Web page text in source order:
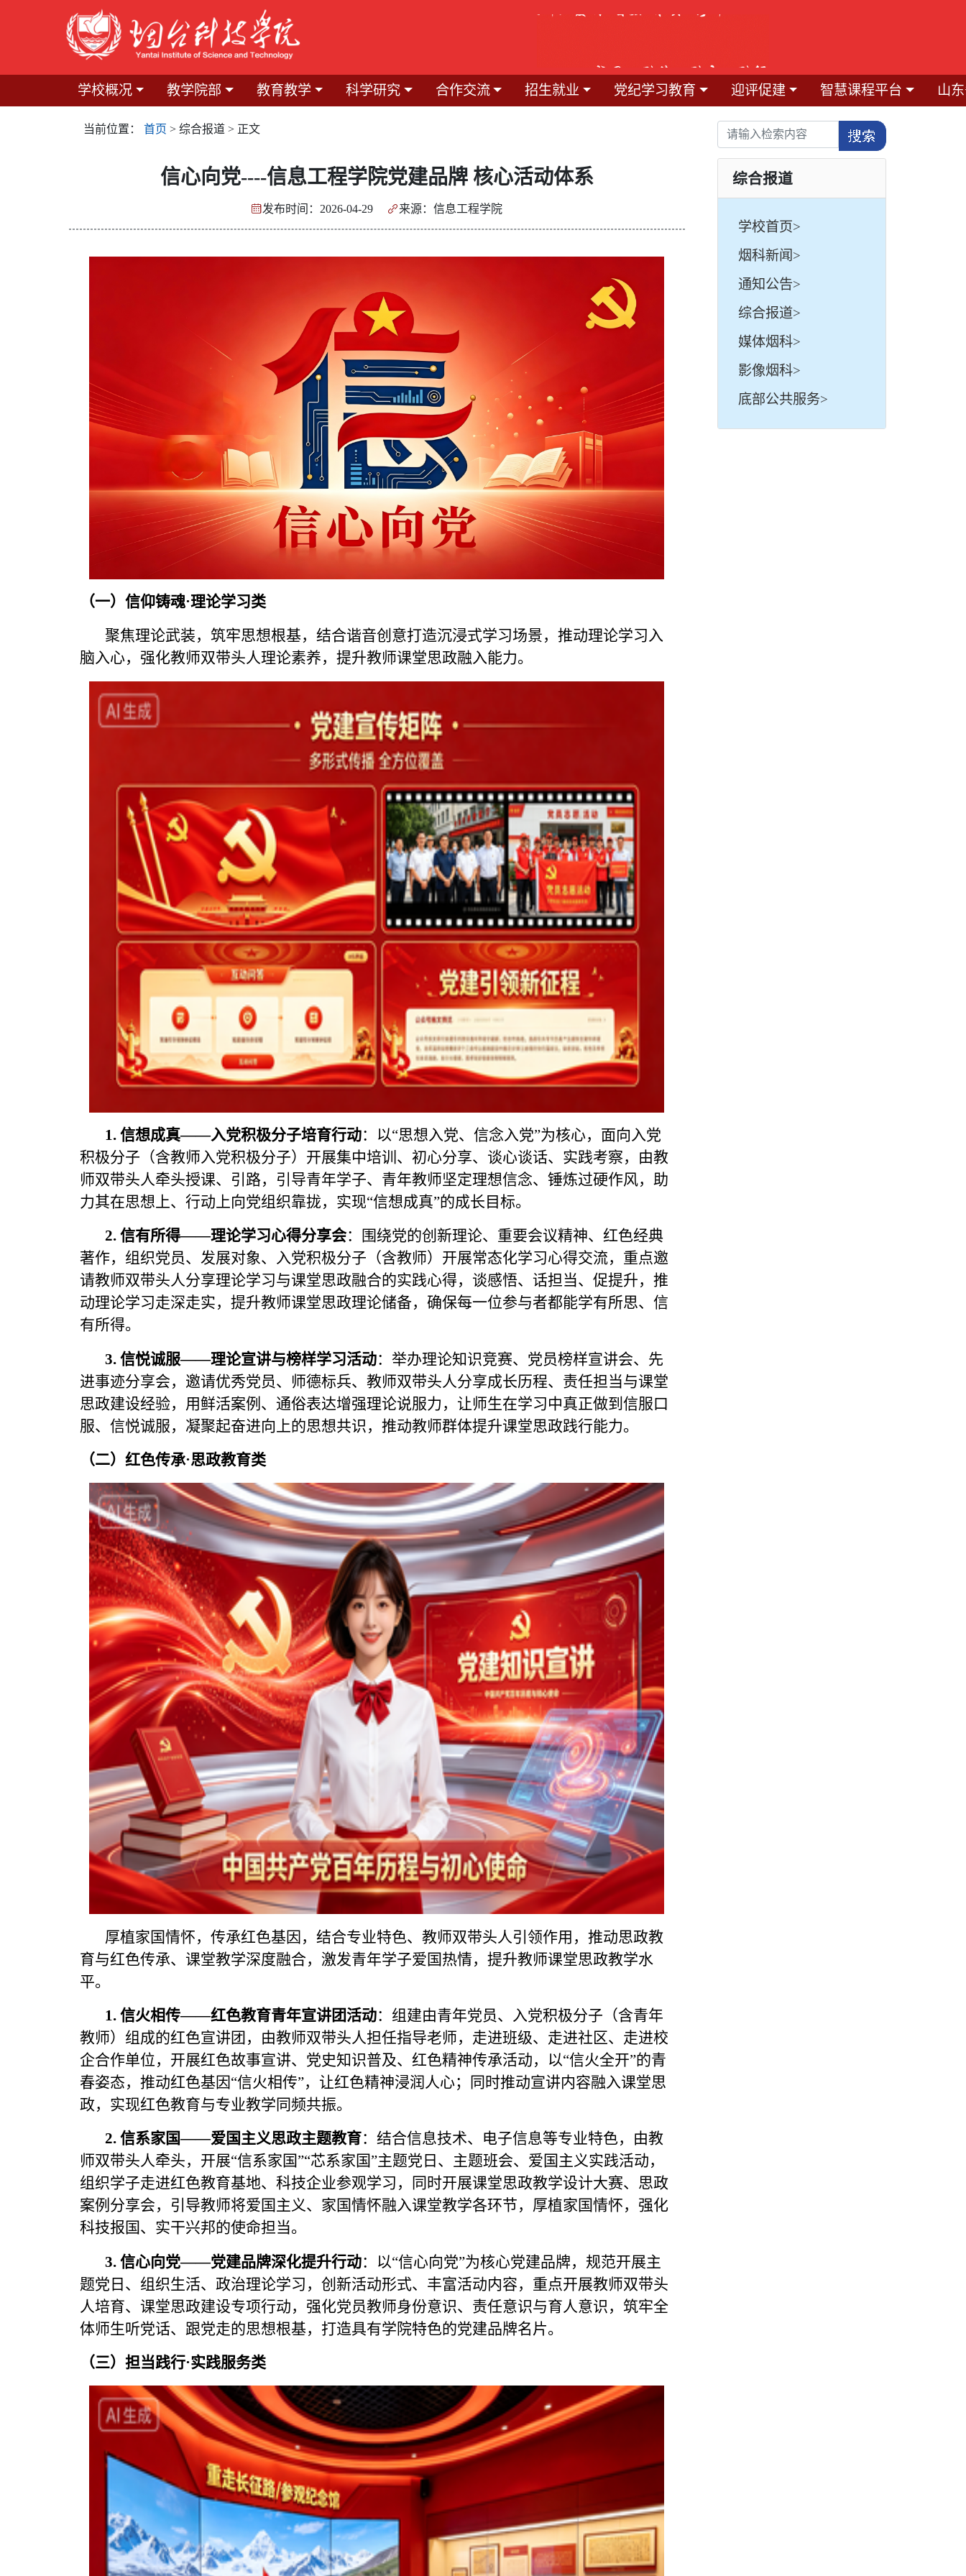
学校概况 教学院部 教育教学 科学研究 合作交流 招生就业 党纪学习教育 迎评促建 智慧课程平台 山
当前位置： 首页 > 综合报道 > 正文
信心向党----信息工程学院党建品牌 核心活动体系
发布时间：2026-04-29 来源：信息工程学院
（一）信仰铸魂·理论学习类
聚焦理论武装，筑牢思想根基，结合谐音创意打造沉浸式学习场景，推动理论学习入
脑入心，强化教师双带头人理论素养，提升教师课堂思政融入能力。
1. 信想成真——入党积极分子培育行动：以“思想入党、信念入党”为核心，面向入党
积极分子（含教师入党积极分子）开展集中培训、初心分享、谈心谈话、实践考察，由教
师双带头人牵头授课、引路，引导青年学子、青年教师坚定理想信念、锤炼过硬作风，助
力其在思想上、行动上向党组织靠拢，实现“信想成真”的成长目标。
2. 信有所得——理论学习心得分享会：围绕党的创新理论、重要会议精神、红色经典
著作，组织党员、发展对象、入党积极分子（含教师）开展常态化学习心得交流，重点邀
请教师双带头人分享理论学习与课堂思政融合的实践心得，谈感悟、话担当、促提升，推
动理论学习走深走实，提升教师课堂思政理论储备，确保每一位参与者都能学有所思、信
有所得。
3. 信悦诚服——理论宣讲与榜样学习活动：举办理论知识竞赛、党员榜样宣讲会、先
进事迹分享会，邀请优秀党员、师德标兵、教师双带头人分享成长历程、责任担当与课堂
思政建设经验，用鲜活案例、通俗表达增强理论说服力，让师生在学习中真正做到信服口
服、信悦诚服，凝聚起奋进向上的思想共识，推动教师群体提升课堂思政践行能力。
（二）红色传承·思政教育类
厚植家国情怀，传承红色基因，结合专业特色、教师双带头人引领作用，推动思政教
育与红色传承、课堂教学深度融合，激发青年学子爱国热情，提升教师课堂思政教学水
平。
1. 信火相传——红色教育青年宣讲团活动：组建由青年党员、入党积极分子（含青年
教师）组成的红色宣讲团，由教师双带头人担任指导老师，走进班级、走进社区、走进校
企合作单位，开展红色故事宣讲、党史知识普及、红色精神传承活动，以“信火全开”的青
春姿态，推动红色基因“信火相传”，让红色精神浸润人心；同时推动宣讲内容融入课堂思
政，实现红色教育与专业教学同频共振。
2. 信系家国——爱国主义思政主题教育：结合信息技术、电子信息等专业特色，由教
师双带头人牵头，开展“信系家国”“芯系家国”主题党日、主题班会、爱国主义实践活动，
组织学子走进红色教育基地、科技企业参观学习，同时开展课堂思政教学设计大赛、思政
案例分享会，引导教师将爱国主义、家国情怀融入课堂教学各环节，厚植家国情怀，强化
科技报国、实干兴邦的使命担当。
3. 信心向党——党建品牌深化提升行动：以“信心向党”为核心党建品牌，规范开展主
题党日、组织生活、政治理论学习，创新活动形式、丰富活动内容，重点开展教师双带头
人培育、课堂思政建设专项行动，强化党员教师身份意识、责任意识与育人意识，筑牢全
体师生听党话、跟党走的思想根基，打造具有学院特色的党建品牌名片。
（三）担当践行·实践服务类
综合报道
学校首页>
烟科新闻>
通知公告>
综合报道>
媒体烟科>
影像烟科>
底部公共服务>